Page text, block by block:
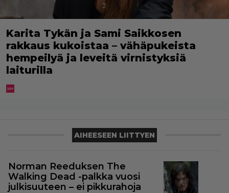
Karita Tykän ja Sami Saikkosen
rakkaus kukoistaa – vähäpukeista
hempeilyä ja leveitä virnistyksiä
laiturilla
AIHEESEEN LIITTYEN
Norman Reeduksen The
Walking Dead -palkka vuosi
julkisuuteen – ei pikkurahoja